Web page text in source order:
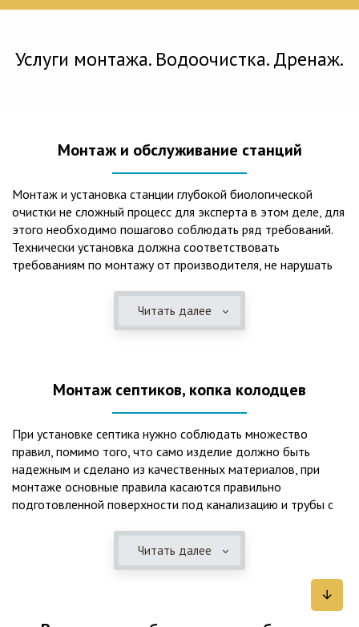
Услуги монтажа. Водоочистка. Дренаж.
Монтаж и обслуживание станций
Монтаж и установка станции глубокой биологической
очистки не сложный процесс для эксперта в этом деле, для
этого необходимо пошагово соблюдать ряд требований.
Технически установка должна соответствовать
требованиям по монтажу от производителя, не нарушать
представления о требованиях ПУЭ, ведь не качественный
монтаж может привезти не только к выходу из строя
вод – самый эффективный способ из всех существующих
оборудования вода может применяться для хозяйственных
нужд и полива огорода, а остатки ила при чистке могут
стать эффективным удобрением. Нет необходимости
тратить средства на ассенизаторскую машину. Системы
монтируются при минимуме земляных работ, без грязи и
заезда крупной техники, даже при очень высоком уровне
грунтовых вод. Служат до 50 и более лет при уникальной
необходимо удалять ил, самостоятельно или с помощью
Читать далее
Монтаж септиков, копка колодцев
При установке септика нужно соблюдать множество
правил, помимо того, что само изделие должно быть
надежным и сделано из качественных материалов, при
монтаже основные правила касаются правильно
подготовленной поверхности под канализацию и трубы с
Мы установим Вам емкости для фильтрации и отстаивания
сточных вод по технологиям, не приводящим к загрязнению
Читать далее